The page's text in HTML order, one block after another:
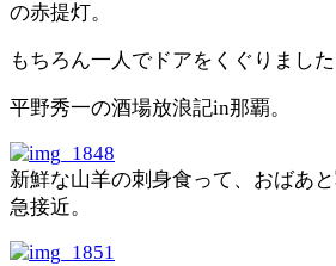
の赤提灯。
もちろん一人でドアをくぐりました
平野秀一の酒場放浪記in那覇。
新鮮な山羊の刺身食って、おばあ
急接近。